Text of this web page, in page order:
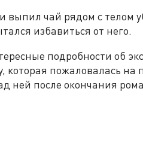
выпил чай рядом с телом
избавиться от него.
подробности об
пожаловалась на
ней после окончания